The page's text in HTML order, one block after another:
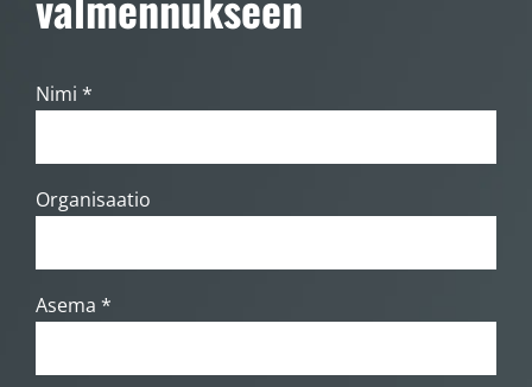
Nimi *
Organisaatio
Asema *